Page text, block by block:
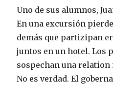
Uno de sus alumnos,
En una excursión
demás que partizipan
juntos en un hotel. Los
sospechan una
No es verdad. El